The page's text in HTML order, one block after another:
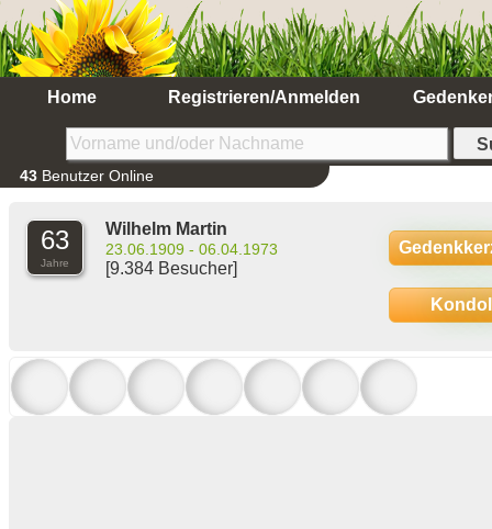
Home Registrieren/Anmelden
43 Benutzer Online
63
Jahre
Wilhelm Martin
23.06.1909 - 06.04.1973
[9.384 Besucher]